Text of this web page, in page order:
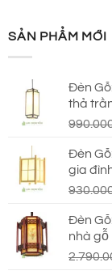
SẢN PHẨM MỚI
Đèn
thả
Đèn
gia
Đèn
nhà gỗ